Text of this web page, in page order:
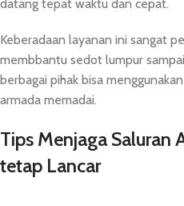
datang tepat waktu dan cepat.
Keberadaan layanan ini sangat
membbantu sedot lumpur
berbagai pihak bisa
armada memadai.
Tips Menjaga Saluran
tetap Lancar